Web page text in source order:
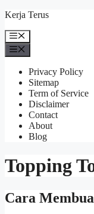
Langsung
isi
Kerja Terus
Menu
Privacy Policy
Sitemap
Term of Service
Disclaimer
Contact
About
Blog
Topping
Cara